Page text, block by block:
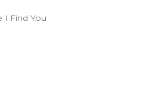
I Find You